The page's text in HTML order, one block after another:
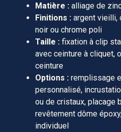
Matière : alliage de
Finitions : argent vieilli,
noir ou chrome poli
Taille : fixation à clip
avec ceinture à cliquet,
ceinture
Options : remplissage
personnalisé,
ou de cristaux, placage
revêtement dôme
individuel